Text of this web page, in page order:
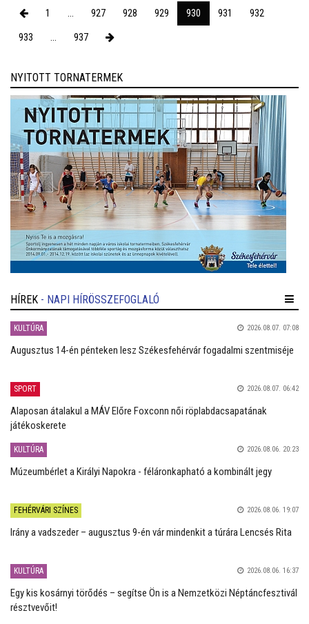
1 ... 927 928 929 930 931
932
933
... 937
NYITOTT TORNATERMEK
HÍREK - NAPI HÍRÖSSZEFOGLALÓ
KULTÚRA 2026.08.07. 07:08
Augusztus 14-én pénteken lesz Székesfehérvár fogadalmi szentmiséje
SPORT 2026.08.07. 06:42
Alaposan átalakul a MÁV Előre Foxconn női röplabdacsapatának
játékoskerete
KULTÚRA 2026.08.06. 20:23
Múzeumbérlet a Királyi Napokra - féláronkapható a kombinált jegy
FEHÉRVÁRI SZÍNES 2026.08.06. 19:07
Irány a vadszeder – augusztus 9-én vár mindenkit a túrára Lencsés Rita
KULTÚRA 2026.08.06. 16:37
Egy kis kosárnyi törődés – segítse Ön is a Nemzetközi Néptáncfesztivál
résztvevőit!